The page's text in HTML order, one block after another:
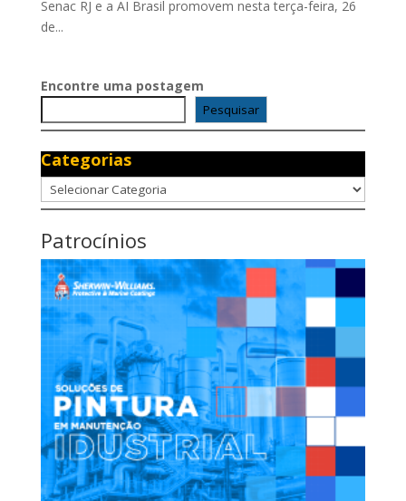
Senac RJ e a AI Brasil promovem nesta terça-feira, 26
de...
Encontre uma postagem
Pesquisar
Categorias
Categorias
Patrocínios